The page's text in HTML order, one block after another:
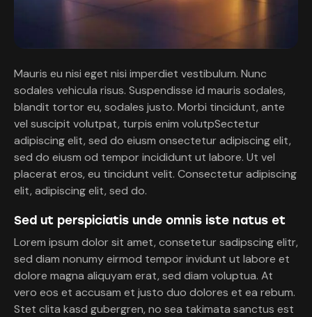
Mauris eu nisi eget nisi imperdiet vestibulum. Nunc
sodales vehicula risus. Suspendisse id mauris sodales,
blandit tortor eu, sodales justo. Morbi tincidunt, ante
vel suscipit volutpat, turpis enim volutpSectetur
adipiscing elit, sed do eiusm onsectetur adipiscing elit,
sed do eiusm od tempor incididunt ut labore. Ut vel
placerat eros, eu tincidunt velit. Consectetur adipiscing
elit, adipiscing elit, sed do.
Sed ut perspiciatis unde omnis iste natus et
Lorem ipsum dolor sit amet, consetetur sadipscing elitr,
sed diam nonumy eirmod tempor invidunt ut labore et
dolore magna aliquyam erat, sed diam voluptua. At
vero eos et accusam et justo duo dolores et ea rebum.
Stet clita kasd gubergren, no sea takimata sanctus est